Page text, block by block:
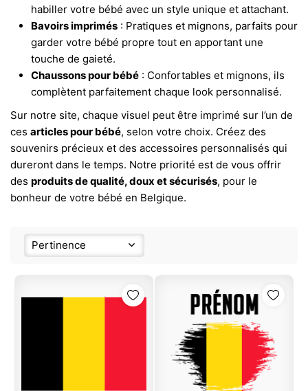
habiller votre bébé avec un style unique et attachant.
Bavoirs imprimés : Pratiques et mignons, parfaits pour
garder votre bébé propre tout en apportant une
touche de gaieté.
Chaussons pour bébé : Confortables et mignons, ils
complètent parfaitement chaque look personnalisé.
Sur notre site, chaque visuel peut être imprimé sur l’un de
ces articles pour bébé, selon votre choix. Créez des
souvenirs précieux et des accessoires personnalisés qui
dureront dans le temps. Notre priorité est de vous offrir
des produits de qualité, doux et sécurisés, pour le
bonheur de votre bébé en Belgique.
Pertinence